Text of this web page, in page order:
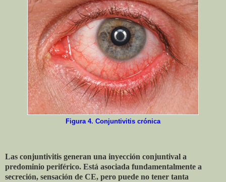
Figura 4. Conjuntivitis crónica
Las conjuntivitis generan una inyección conjuntival a
predominio periférico. Está asociada fundamentalmente a
secreción, sensación de CE, pero puede no tener tanta